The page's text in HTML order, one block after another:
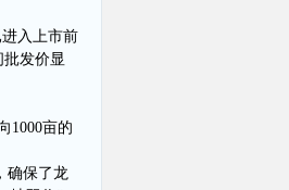
入上市前
发价显
1000亩的
确保了龙